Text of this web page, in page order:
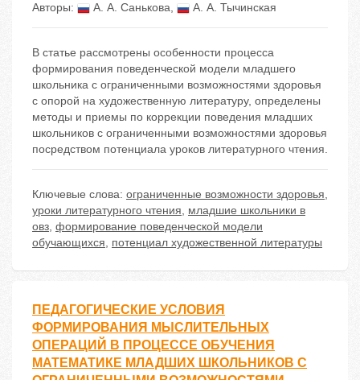
Авторы: А. А. Санькова, А. А. Тычинская
В статье рассмотрены особенности процесса
формирования поведенческой модели младшего
школьника с ограниченными возможностями здоровья
с опорой на художественную литературу, определены
методы и приемы по коррекции поведения младших
школьников с ограниченными возможностями здоровья
посредством потенциала уроков литературного чтения.
Ключевые слова: ограниченные возможности здоровья,
уроки литературного чтения, младшие школьники в
овз, формирование поведенческой модели
обучающихся, потенциал художественной литературы
ПЕДАГОГИЧЕСКИЕ УСЛОВИЯ
ФОРМИРОВАНИЯ МЫСЛИТЕЛЬНЫХ
ОПЕРАЦИЙ В ПРОЦЕССЕ ОБУЧЕНИЯ
МАТЕМАТИКЕ МЛАДШИХ ШКОЛЬНИКОВ С